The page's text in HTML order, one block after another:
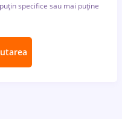
specifice sau mai puține